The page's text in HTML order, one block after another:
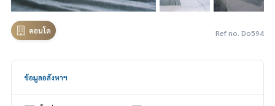
คอนโด Ref no. Do594
ข้อมูลอสังหาฯ